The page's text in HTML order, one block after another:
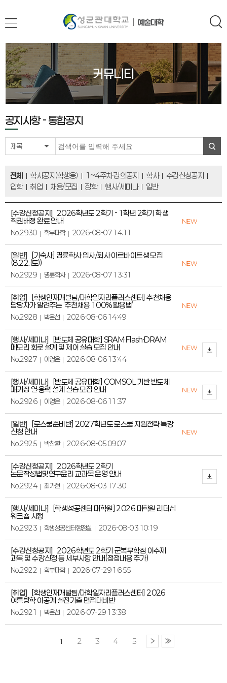
예술대학
커뮤니티
공지사항 - 통합공지
제목
전체 학사공지(학생용) 1~4주차 강의공지 학사
수강신청공지
입학
취업 채용/모집 장학 행사/세미나 일반
[수강신청공지] 2026학년도 2학기 - 1학년 2학기 학생
직권배정 완료 안내
NEW
No.2930 학부대학 2026-08-07 14:11
[일반]
[기숙사] 명륜학사 입사/퇴사 아르바이트생 모집
(8.22.(토))
NEW
No.2929 명륜학사 2026-08-07 13:31
[취업]
[학생인재개발팀/대학일자리플러스센터] 추천채용
담당자가 알려주는 ‘추천채용 100% 활용법’
NEW
No.2928 박은선 2026-08-06 14:49
[행사/세미나]
[반도체 공유대학] SRAM·Flash·DRAM
메모리 회로 설계 및 제어 실습 모집 안내
NEW
No.2927 이영은 2026-08-06 13:44
[행사/세미나]
[반도체 공유대학] COMSOL 기반 반도체
패키징 열·응력 설계 실습 모집 안내
NEW
No.2926 이영은 2026-08-06 11:37
[일반]
[로스쿨준비반] 2027학년도 로스쿨 지원전략 특강
신청 안내
NEW
No.2925 박찬환 2026-08-05 09:07
[수강신청공지] 2026학년도 2학기
논문작성법및연구윤리 교과목 운영 안내
No.2924 최가현 2026-08-03 17:30
[행사/세미나]
[학생성공센터 대학원] 2026 대학원 리더십
워크숍 시행
No.2923 학생성공센터행정실 2026-08-03 10:19
[수강신청공지] 2026학년도 2학기 군복무학점 이수제
과목 및 수강신청 등 세부사항 안내(정정내용 추가)
No.2922 학부대학 2026-07-29 16:55
[취업]
[학생인재개발팀/대학일자리플러스센터] 2026
여름방학 이공계 실전기출 면접대비반
No.2921 박은선 2026-07-29 13:38
1 2 3 4 5